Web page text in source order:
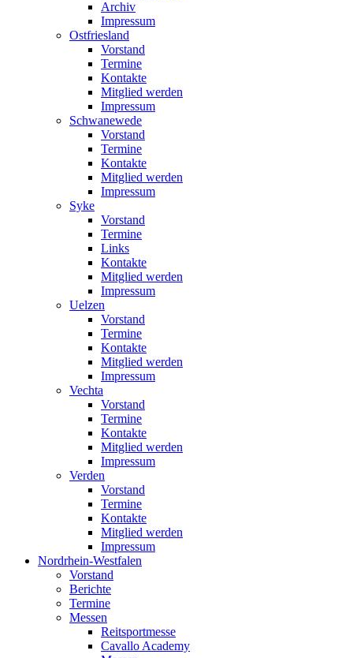
Archiv
Impressum
Ostfriesland
Vorstand
Termine
Kontakte
Mitglied werden
Impressum
Schwanewede
Vorstand
Termine
Kontakte
Mitglied werden
Impressum
Syke
Vorstand
Termine
Links
Kontakte
Mitglied werden
Impressum
Uelzen
Vorstand
Termine
Kontakte
Mitglied werden
Impressum
Vechta
Vorstand
Termine
Kontakte
Mitglied werden
Impressum
Verden
Vorstand
Termine
Kontakte
Mitglied werden
Impressum
Nordrhein-Westfalen
Vorstand
Berichte
Termine
Messen
Reitsportmesse
Cavallo Academy